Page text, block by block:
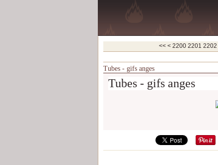
<< < 2200 2201 2202
Tubes - gifs anges
Tubes - gifs anges